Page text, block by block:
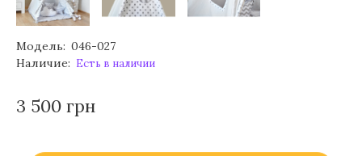
Модель: 046-027
Наличие: Есть в наличии
3 500 грн